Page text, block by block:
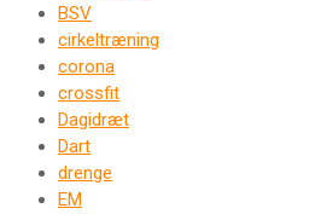
BSV
cirkeltræning
corona
crossfit
Dagidræt
Dart
drenge
EM